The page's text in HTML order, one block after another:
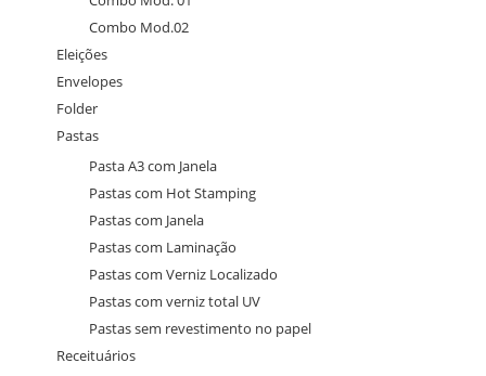
Combo Mod.02
Eleições
Envelopes
Folder
Pastas
Pasta A3 com Janela
Pastas com Hot Stamping
Pastas com Janela
Pastas com Laminação
Pastas com Verniz Localizado
Pastas com verniz total UV
Pastas sem revestimento no papel
Receituários